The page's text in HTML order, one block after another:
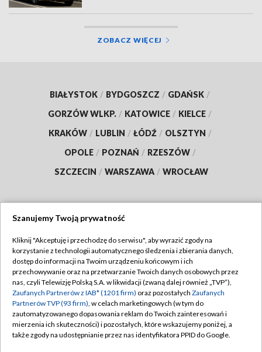
ZOBACZ WIĘCEJ
BIAŁYSTOK / BYDGOSZCZ / GDAŃSK /
GORZÓW WLKP. / KATOWICE / KIELCE /
KRAKÓW / LUBLIN / ŁÓDŹ / OLSZTYN /
OPOLE / POZNAŃ / RZESZÓW /
SZCZECIN / WARSZAWA / WROCŁAW
TVP
Abonament TVP
Emisja w TVP
Centrum informacji TVP
Naziemna Telewizja Cyfrowa
Regulamin TVP
Polityka prywatności
Moje zgody
Pomoc
Szanujemy Twoją prywatność
Kliknij "Akceptuję i przechodzę do serwisu", aby wyrazić zgody na
korzystanie z technologii automatycznego śledzenia i zbierania danych,
dostęp do informacji na Twoim urządzeniu końcowym i ich
przechowywanie oraz na przetwarzanie Twoich danych osobowych przez
nas, czyli Telewizję Polską S.A. w likwidacji (zwaną dalej również „TVP”),
Zaufanych Partnerów z IAB* (1201 firm) oraz pozostałych Zaufanych
Partnerów TVP (93 firm), w celach marketingowych (w tym do
zautomatyzowanego dopasowania reklam do Twoich zainteresowań i
mierzenia ich skuteczności) i pozostałych, które wskazujemy poniżej, a
także zgody na udostępnianie przez nas identyfikatora PPID do Google.